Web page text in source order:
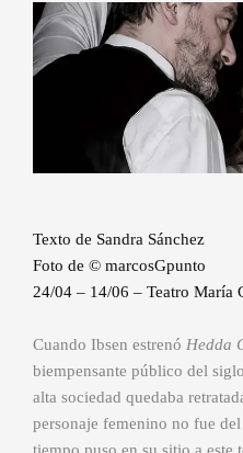
Texto de Sandra Sánchez
Foto de © marcosGpunto
24/04 – 14/06 – Teatro María
Cuando Ibsen estrenó Hedda
biempensante público del
alta sociedad quedaba
personaje femenino no fue